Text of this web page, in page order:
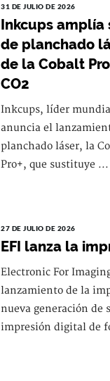
31 DE JULIO DE 2026
Inkcups amplía
de planchado
de la Cobalt
CO2
Inkcups, líder
anuncia el
planchado láser, la
Pro+, que sustituye ...
27 DE JULIO DE 2026
EFI lanza la
Electronic For
lanzamiento de la
nueva generación de
impresión digital de